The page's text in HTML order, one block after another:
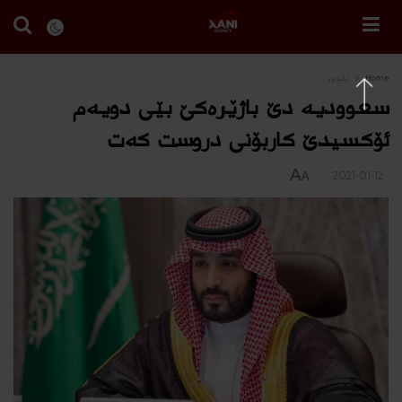
Home ئابوور
سعوودیە دێ باژێره‌كێ بێى دویه‌م
ئۆكسیدێ كاربۆنى دروست كه‌‌ت
A
A